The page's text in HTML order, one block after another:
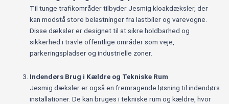
Til tunge trafikområder tilbyder Jesmig kloakdæksler, der
kan modstå store belastninger fra lastbiler og varevogne.
Disse dæksler er designet til at sikre holdbarhed og
sikkerhed i travle offentlige områder som veje,
parkeringspladser og industrielle zoner.
Indendørs Brug i Kældre og Tekniske Rum
Jesmig dæksler er også en fremragende løsning til indendørs
installationer. De kan bruges i tekniske rum og kældre, hvor